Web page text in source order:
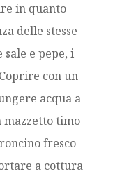
in quanto
delle stesse
e pepe, i
con un
acqua a
mazzetto timo
fresco
a cottura